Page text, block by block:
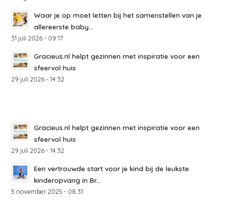
Waar je op moet letten bij het samenstellen van je
allereerste baby...
31 juli 2026 - 09:17
Gracieus.nl helpt gezinnen met inspiratie voor een
sfeervol huis
29 juli 2026 - 14:32
Gracieus.nl helpt gezinnen met inspiratie voor een
sfeervol huis
29 juli 2026 - 14:32
Een vertrouwde start voor je kind bij de leukste
kinderopvang in Br...
5 november 2025 - 08:31